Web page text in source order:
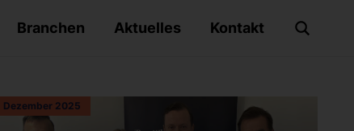
Branchen Aktuelles Kontakt
Dezember 2025